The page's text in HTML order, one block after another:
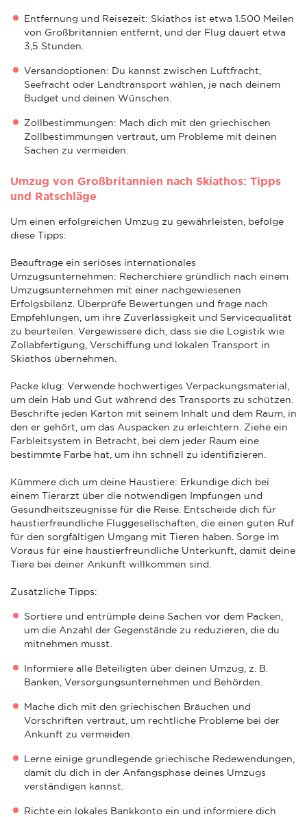
Entfernung und Reisezeit: Skiathos ist etwa 1.500 Meilen
von Großbritannien entfernt, und der Flug dauert etwa
3,5 Stunden.
Versandoptionen: Du kannst zwischen Luftfracht,
Seefracht oder Landtransport wählen, je nach deinem
Budget und deinen Wünschen.
Zollbestimmungen: Mach dich mit den griechischen
Zollbestimmungen vertraut, um Probleme mit deinen
Sachen zu vermeiden.
Umzug von Großbritannien nach Skiathos: Tipps
und Ratschläge
Um einen erfolgreichen Umzug zu gewährleisten, befolge
diese Tipps:
Beauftrage ein seriöses internationales
Umzugsunternehmen: Recherchiere gründlich nach einem
Umzugsunternehmen mit einer nachgewiesenen
Erfolgsbilanz. Überprüfe Bewertungen und frage nach
Empfehlungen, um ihre Zuverlässigkeit und Servicequalität
zu beurteilen. Vergewissere dich, dass sie die Logistik wie
Zollabfertigung, Verschiffung und lokalen Transport in
Skiathos übernehmen.
Packe klug: Verwende hochwertiges Verpackungsmaterial,
um dein Hab und Gut während des Transports zu schützen.
Beschrifte jeden Karton mit seinem Inhalt und dem Raum, in
den er gehört, um das Auspacken zu erleichtern. Ziehe ein
Farbleitsystem in Betracht, bei dem jeder Raum eine
bestimmte Farbe hat, um ihn schnell zu identifizieren.
Kümmere dich um deine Haustiere: Erkundige dich bei
einem Tierarzt über die notwendigen Impfungen und
Gesundheitszeugnisse für die Reise. Entscheide dich für
haustierfreundliche Fluggesellschaften, die einen guten Ruf
für den sorgfältigen Umgang mit Tieren haben. Sorge im
Voraus für eine haustierfreundliche Unterkunft, damit deine
Tiere bei deiner Ankunft willkommen sind.
Zusätzliche Tipps:
Sortiere und entrümple deine Sachen vor dem Packen,
um die Anzahl der Gegenstände zu reduzieren, die du
mitnehmen musst.
Informiere alle Beteiligten über deinen Umzug, z. B.
Banken, Versorgungsunternehmen und Behörden.
Mache dich mit den griechischen Bräuchen und
Vorschriften vertraut, um rechtliche Probleme bei der
Ankunft zu vermeiden.
Lerne einige grundlegende griechische Redewendungen,
damit du dich in der Anfangsphase deines Umzugs
verständigen kannst.
Richte ein lokales Bankkonto ein und informiere dich